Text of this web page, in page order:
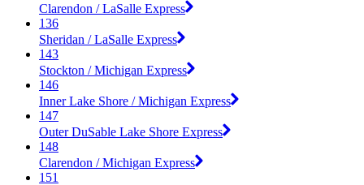
Clarendon / LaSalle Express
136
Sheridan / LaSalle Express
143
Stockton / Michigan Express
146
Inner Lake Shore / Michigan Express
147
Outer DuSable Lake Shore Express
148
Clarendon / Michigan Express
151